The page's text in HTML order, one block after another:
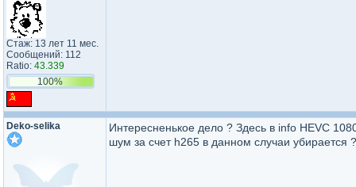
Стаж: 13 лет 11 мес.
Сообщений: 112
Ratio: 43.339
100%
Deko-selika
Интересненькое дело ? Здесь в info HEVC
шум за счет h265 в данном случаи убирается ?